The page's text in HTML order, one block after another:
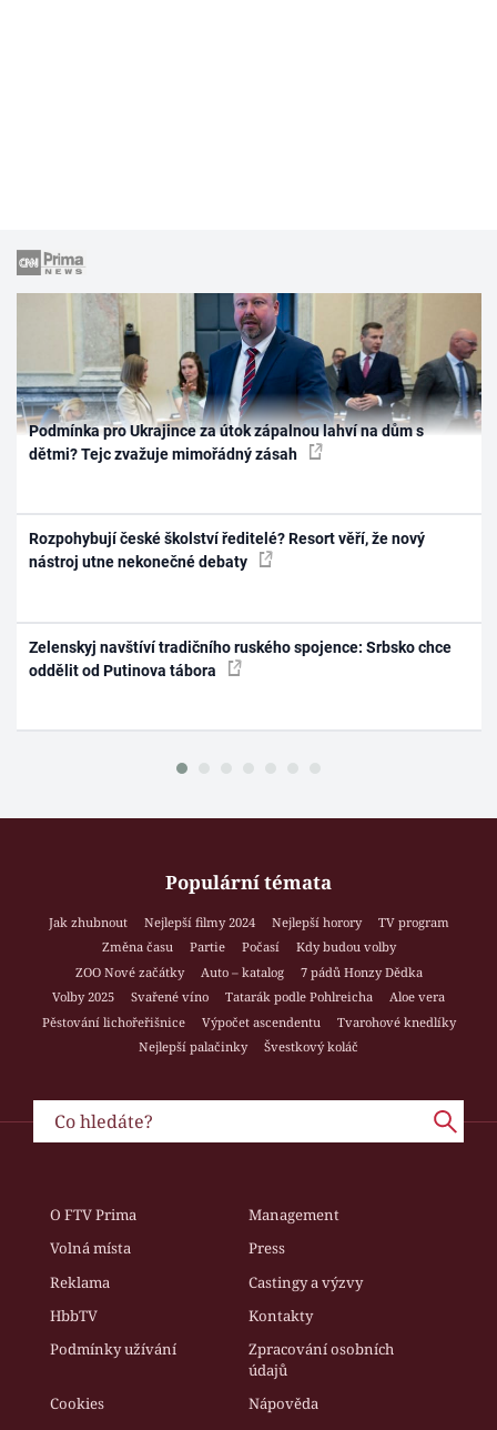
Podmínka pro Ukrajince za útok zápalnou lahví na dům s
dětmi? Tejc zvažuje mimořádný zásah
Rozpohybují české školství ředitelé? Resort věří, že nový
nástroj utne nekonečné debaty
Zelenskyj navštíví tradičního ruského spojence: Srbsko chce
oddělit od Putinova tábora
Populární témata
Jak zhubnout Nejlepší filmy 2024 Nejlepší horory
TV program
Změna času
Partie Počasí
Kdy budou volby
ZOO Nové začátky
Auto – katalog
7 pádů Honzy Dědka
Volby 2025
Svařené víno Tatarák podle Pohlreicha
Aloe vera
Pěstování lichořeřišnice
Výpočet ascendentu
Tvarohové knedlíky
Nejlepší palačinky
Švestkový koláč
O FTV Prima
Management
Volná místa
Press
Reklama
Castingy a výzvy
HbbTV
Kontakty
Podmínky užívání
Zpracování osobních
údajů
Cookies
Nápověda